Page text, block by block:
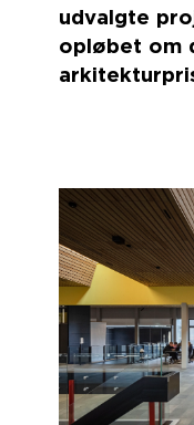
udvalgte
opløbet om